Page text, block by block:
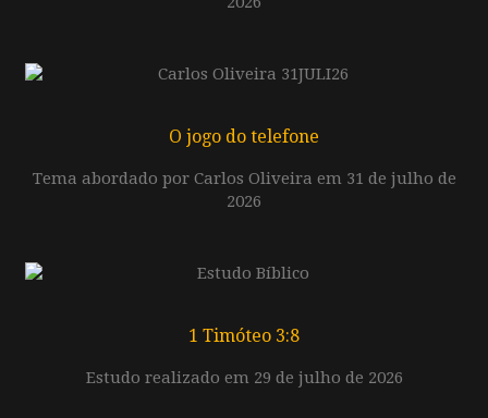
O jogo do telefone
Tema abordado por Carlos Oliveira em 31 de julho de
2026
1 Timóteo 3:8
Estudo realizado em 29 de julho de 2026